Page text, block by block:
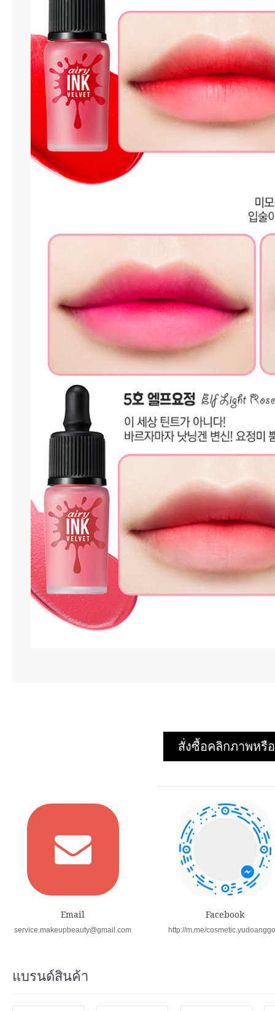
สั่งซื้อคลิกภาพหรื
Email
service.makeupbeauty@gmail.com
Facebook
http://m.me/
แบรนด์สินค้า